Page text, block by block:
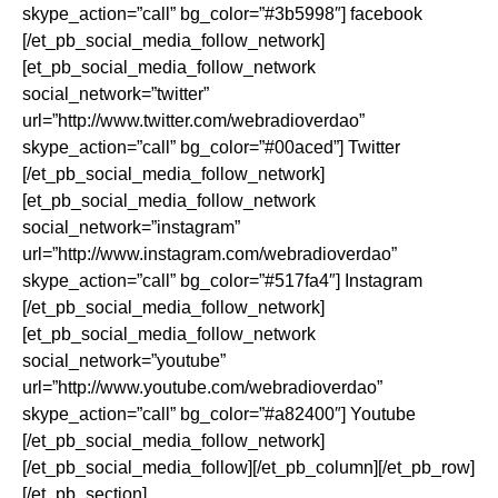
skype_action=”call” bg_color=”#3b5998″] facebook
[/et_pb_social_media_follow_network]
[et_pb_social_media_follow_network
social_network=”twitter”
url=”http://www.twitter.com/webradioverdao”
skype_action=”call” bg_color=”#00aced”] Twitter
[/et_pb_social_media_follow_network]
[et_pb_social_media_follow_network
social_network=”instagram”
url=”http://www.instagram.com/webradioverdao”
skype_action=”call” bg_color=”#517fa4″] Instagram
[/et_pb_social_media_follow_network]
[et_pb_social_media_follow_network
social_network=”youtube”
url=”http://www.youtube.com/webradioverdao”
skype_action=”call” bg_color=”#a82400″] Youtube
[/et_pb_social_media_follow_network]
[/et_pb_social_media_follow][/et_pb_column][/et_pb_row]